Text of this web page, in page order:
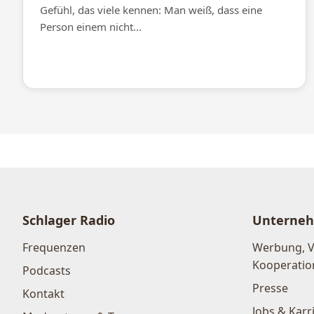
Gefühl, das viele kennen: Man weiß, dass eine
Person einem nicht...
Schlager Radio
Frequenzen
Podcasts
Kontakt
Werbung,
Presse